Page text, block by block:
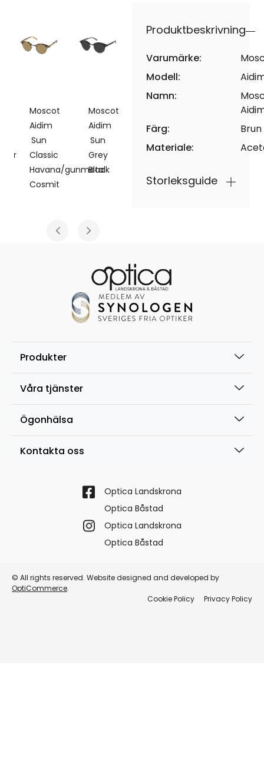
Moscot
Aidim
Sun
Classic
Havana/gunmetal
Cosmit
Moscot
Aidim
Sun
Grey
Black
Aidim
Cosmit
Produktbeskrivning
Varumärke:
Modell:
Namn:
Färg:
Brun
Materiale:
Storleksguide
Produkter
Våra tjänster
Ögonhälsa
Kontakta oss
Optica Landskrona
Optica Båstad
Optica Landskrona
Optica Båstad
© All rights reserved. Website designed and developed by
OptiCommerce.
Cookie Policy
Privacy Policy